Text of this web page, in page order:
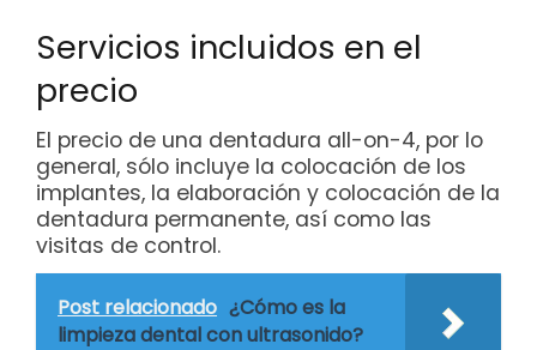
Servicios incluidos en el
precio
El precio de una dentadura all-on-4, por lo
general, sólo incluye la colocación de los
implantes, la elaboración y colocación de la
dentadura permanente, así como las
visitas de control.
Post relacionado ¿Cómo es la
limpieza dental con ultrasonido?